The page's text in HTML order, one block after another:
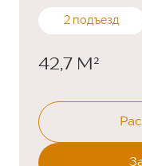
2 подъезд
42,7 М²